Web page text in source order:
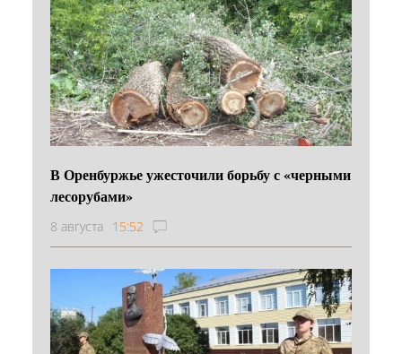
В Оренбуржье ужесточили борьбу с «черными
лесорубами»
8 августа 15:52